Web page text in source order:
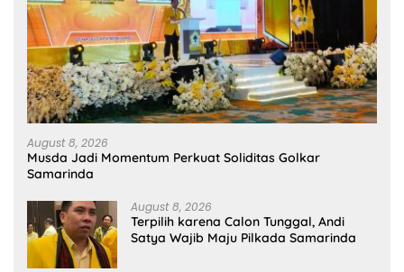
August 8, 2026
Musda Jadi Momentum Perkuat Soliditas Golkar
Samarinda
August 8, 2026
Terpilih karena Calon Tunggal, Andi
Satya Wajib Maju Pilkada Samarinda